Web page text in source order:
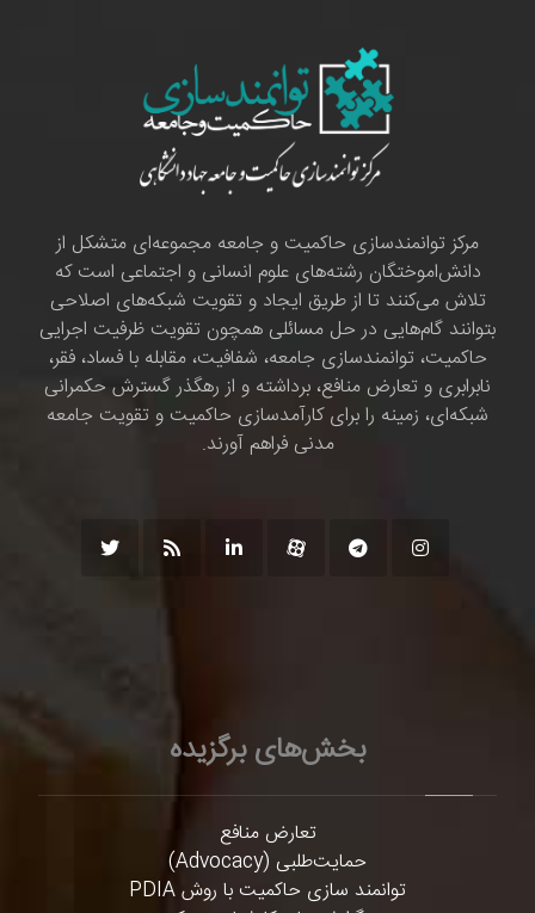
مرکز توانمندسازی حاکمیت و جامعه مجموعه‌ای متشکل از
دانش‌اموختگان رشته‌های علوم انسانی و اجتماعی است که
تلاش می‌کنند تا از طریق ایجاد و تقویت شبکه‌های اصلاحی
بتوانند گام‌هایی در حل مسائلی همچون تقویت ظرفیت اجرایی
حاکمیت، توانمندسازی جامعه، شفافیت، مقابله با فساد، فقر،
نابرابری و تعارض منافع، برداشته و از رهگذر گسترش حکمرانی
شبکه‌ای، زمینه را برای کارآمدسازی حاکمیت و تقویت جامعه
مدنی فراهم آورند.
بخش‌های برگزیده
تعارض منافع
حمایت‌طلبی (Advocacy)
توانمند سازی حاکمیت با روش PDIA